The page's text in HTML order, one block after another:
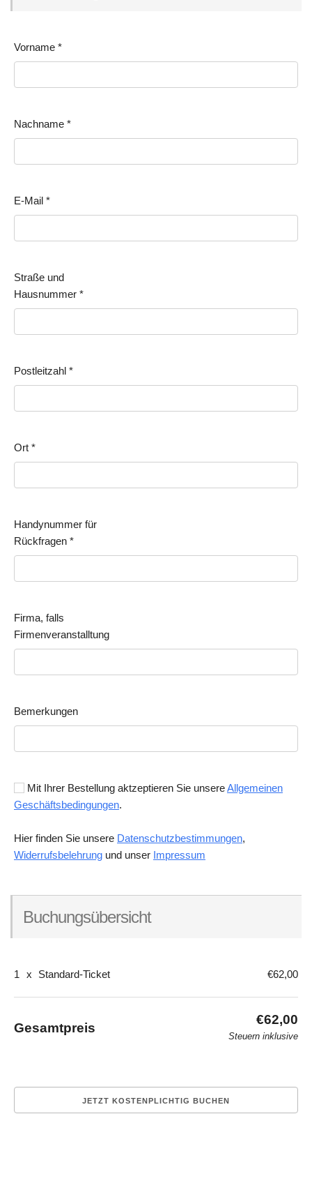
Vorname *
Nachname *
E-Mail *
Straße und
Hausnummer *
Postleitzahl *
Ort *
Handynummer für
Rückfragen *
Firma, falls
Firmenveranstalltung
Bemerkungen
Mit Ihrer Bestellung aktzeptieren Sie unsereAllgemeinen
Geschäftsbedingungen.
Hier finden Sie unsere Datenschutzbestimmungen,
Widerrufsbelehrung und unser Impressum
Buchungsübersicht
1 x Standard-Ticket €62,00
Gesamtpreis
€62,00
Steuern inklusive